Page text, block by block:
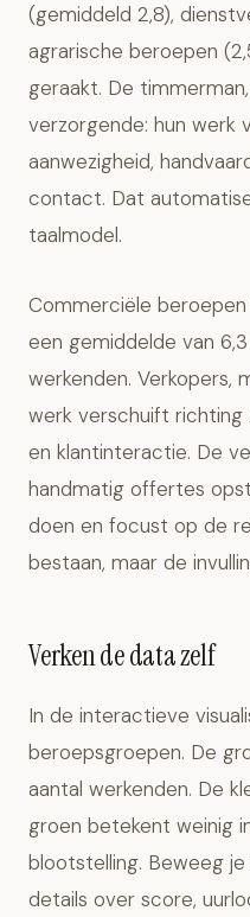
(gemiddeld 2,8),
agrarische beroepen
geraakt. De
verzorgende: hun werk
aanwezigheid,
contact. Dat
taalmodel.
Commerciële
een gemiddelde van
werkenden. Verkopers,
werk verschuift richting
en klantinteractie. De
handmatig offertes
doen en focust op de
bestaan, maar de
Verken de data zelf
In de interactieve
beroepsgroepen. De
aantal werkenden. De
groen betekent weinig
blootstelling. Beweeg
details over score,